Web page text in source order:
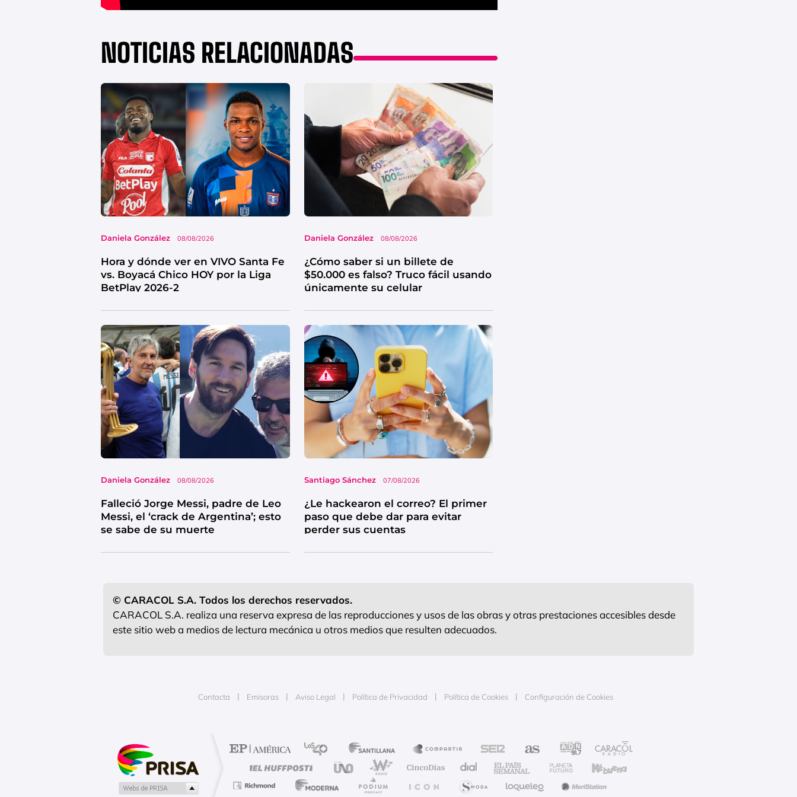
NOTICIAS RELACIONADAS
Daniela González 08/08/2026
Hora y dónde ver en VIVO Santa Fe
vs. Boyacá Chico HOY por la Liga
BetPlay 2026-2
Daniela González 08/08/2026
¿Cómo saber si un billete de
$50.000 es falso? Truco fácil usando
únicamente su celular
Daniela González 08/08/2026
Falleció Jorge Messi, padre de Leo
Messi, el ‘crack de Argentina’; esto
se sabe de su muerte
Santiago Sánchez 07/08/2026
¿Le hackearon el correo? El primer
paso que debe dar para evitar
perder sus cuentas
© CARACOL S.A. Todos los derechos reservados.
CARACOL S.A. realiza una reserva expresa de las reproducciones y usos de las obras y otras prestaciones accesibles desde
este sitio web a medios de lectura mecánica u otros medios que resulten adecuados.
Contacta Emisoras Aviso Legal Política de Privacidad Política de Cookies Configuración de Cookies